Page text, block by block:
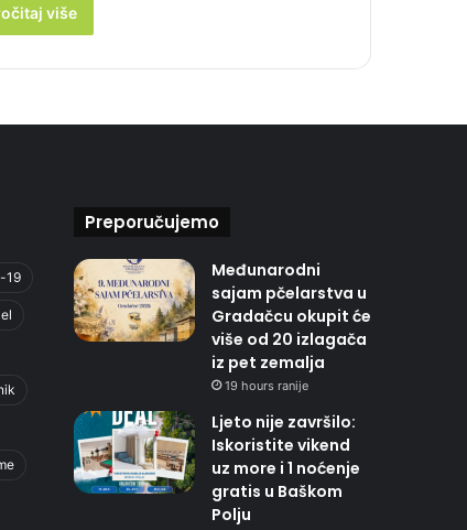
više
19
Preporučujemo
Međunarodni
sajam pčelarstva u
Gradačcu okupit će
više od 20 izlagača
iz pet zemalja
19 hours ranije
Ljeto nije završilo:
Iskoristite vikend
uz more i 1 noćenje
gratis u Baškom
Polju